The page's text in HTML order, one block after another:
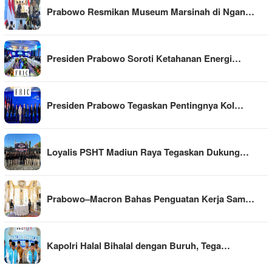
Prabowo Resmikan Museum Marsinah di Ngan…
Presiden Prabowo Soroti Ketahanan Energi…
Presiden Prabowo Tegaskan Pentingnya Kol…
Loyalis PSHT Madiun Raya Tegaskan Dukung…
Prabowo–Macron Bahas Penguatan Kerja Sam…
Kapolri Halal Bihalal dengan Buruh, Tega…